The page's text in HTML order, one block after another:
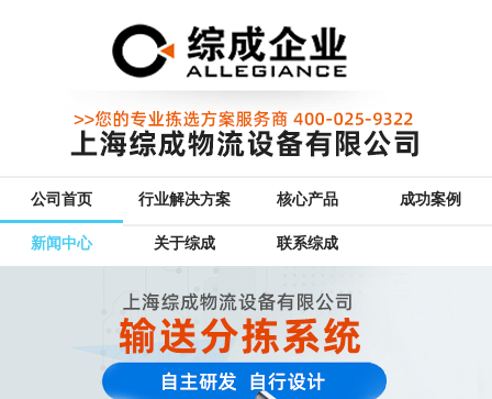
公司首页 行业解决方案 核心产品 成功案例
新闻中心 关于综成 联系综成